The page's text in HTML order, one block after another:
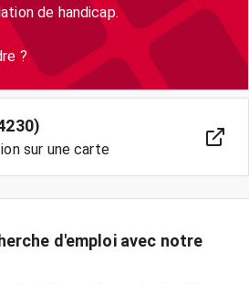
de handicap.
sur une carte
d'emploi avec notre